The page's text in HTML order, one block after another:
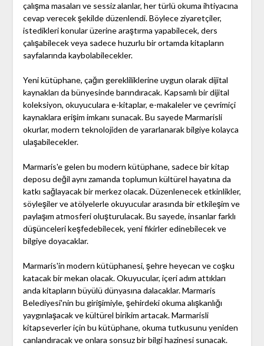
çalışma masaları ve sessiz alanlar, her türlü okuma ihtiyacına
cevap verecek şekilde düzenlendi. Böylece ziyaretçiler,
istedikleri konular üzerine araştırma yapabilecek, ders
çalışabilecek veya sadece huzurlu bir ortamda kitapların
sayfalarında kaybolabilecekler.
Yeni kütüphane, çağın gerekliliklerine uygun olarak dijital
kaynakları da bünyesinde barındıracak. Kapsamlı bir dijital
koleksiyon, okuyuculara e-kitaplar, e-makaleler ve çevrimiçi
kaynaklara erişim imkanı sunacak. Bu sayede Marmarisli
okurlar, modern teknolojiden de yararlanarak bilgiye kolayca
ulaşabilecekler.
Marmaris'e gelen bu modern kütüphane, sadece bir kitap
deposu değil aynı zamanda toplumun kültürel hayatına da
katkı sağlayacak bir merkez olacak. Düzenlenecek etkinlikler,
söyleşiler ve atölyelerle okuyucular arasında bir etkileşim ve
paylaşım atmosferi oluşturulacak. Bu sayede, insanlar farklı
düşünceleri keşfedebilecek, yeni fikirler edinebilecek ve
bilgiye doyacaklar.
Marmaris'in modern kütüphanesi, şehre heyecan ve coşku
katacak bir mekan olacak. Okuyucular, içeri adım attıkları
anda kitapların büyülü dünyasına dalacaklar. Marmaris
Belediyesi'nin bu girişimiyle, şehirdeki okuma alışkanlığı
yaygınlaşacak ve kültürel birikim artacak. Marmarisli
kitapseverler için bu kütüphane, okuma tutkusunu yeniden
canlandıracak ve onlara sonsuz bir bilgi hazinesi sunacak.